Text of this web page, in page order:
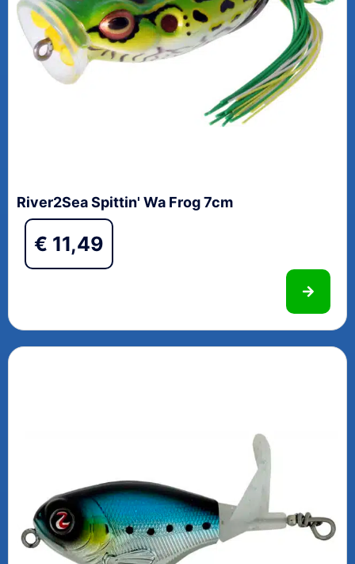
River2Sea Spittin' Wa Frog 7cm
€ 11,49